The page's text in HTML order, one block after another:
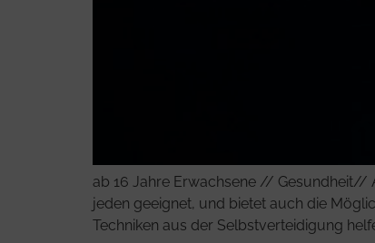
ab 16 Jahre Erwachsene // Gesundheit//
jeden geeignet, und bietet auch die
Techniken aus der Selbstverteidigung